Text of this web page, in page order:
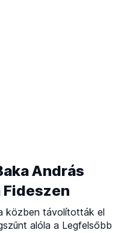
András
Fideszen
közben távolították el
alóla a Legfelsőbb